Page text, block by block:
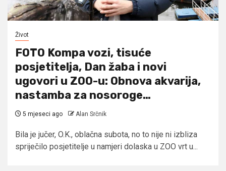
Život
FOTO Kompa vozi, tisuće
posjetitelja, Dan žaba i novi
ugovori u ZOO-u: Obnova akvarija,
nastamba za nosoroge…
5 mjeseci ago Alan Srčnik
Bila je jučer, O.K., oblačna subota, no to nije ni izbliza
spriječilo posjetitelje u namjeri dolaska u ZOO vrt u...